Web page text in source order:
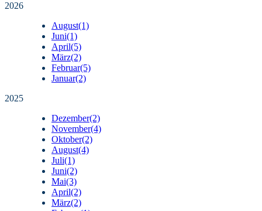
2026
August(1)
Juni(1)
April(5)
März(2)
Februar(5)
Januar(2)
2025
Dezember(2)
November(4)
Oktober(2)
August(4)
Juli(1)
Juni(2)
Mai(3)
April(2)
März(2)